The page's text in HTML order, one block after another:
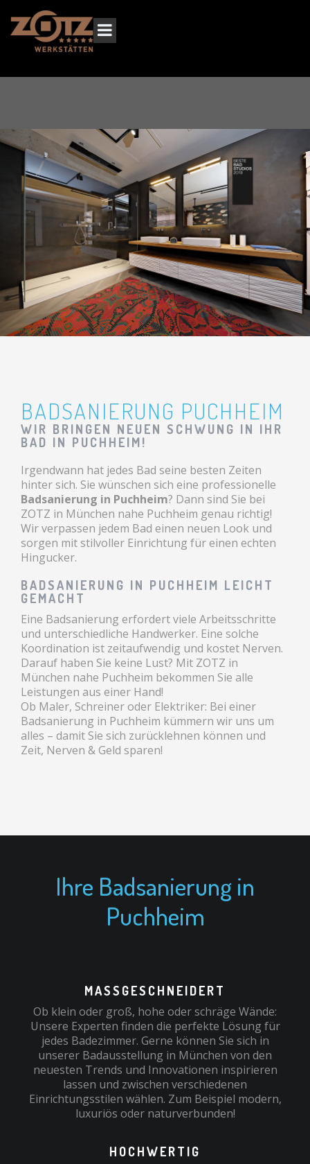
BADSANIERUNG PUCHHEIM
WIR BRINGEN NEUEN SCHWUNG IN IHR
BAD IN PUCHHEIM!
Irgendwann hat jedes Bad seine besten Zeiten
hinter sich. Sie wünschen sich eine professionelle
Badsanierung in Puchheim? Dann sind Sie bei
ZOTZ in München nahe Puchheim genau richtig!
Wir verpassen jedem Bad einen neuen Look und
sorgen mit stilvoller Einrichtung für einen echten
Hingucker.
BADSANIERUNG IN PUCHHEIM LEICHT
GEMACHT
Eine Badsanierung erfordert viele Arbeitsschritte
und unterschiedliche Handwerker. Eine solche
Koordination ist zeitaufwendig und kostet Nerven.
Darauf haben Sie keine Lust? Mit ZOTZ in
München nahe Puchheim bekommen Sie alle
Leistungen aus einer Hand!
Ob Maler, Schreiner oder Elektriker: Bei einer
Badsanierung in Puchheim kümmern wir uns um
alles – damit Sie sich zurücklehnen können und
Zeit, Nerven & Geld sparen!
Ihre Badsanierung in
Puchheim
MASSGESCHNEIDERT
Ob klein oder groß, hohe oder schräge Wände:
Unsere Experten finden die perfekte Lösung für
jedes Badezimmer. Gerne können Sie sich in
unserer Badausstellung in München von den
neuesten Trends und Innovationen inspirieren
lassen und zwischen verschiedenen
Einrichtungsstilen wählen. Zum Beispiel modern,
luxuriös oder naturverbunden!
HOCHWERTIG